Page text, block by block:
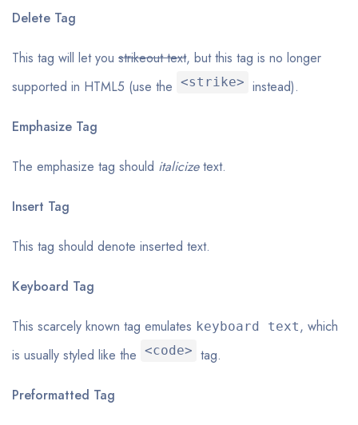
Delete Tag
This tag will let you strikeout text, but this tag is no longer
supported in HTML5 (use the <strike> instead).
Emphasize Tag
The emphasize tag should italicizetext.
Insert Tag
This tag should denote inserted text.
Keyboard Tag
This scarcely known tag emulates keyboard text, which
is usually styled like the <code> tag.
Preformatted Tag